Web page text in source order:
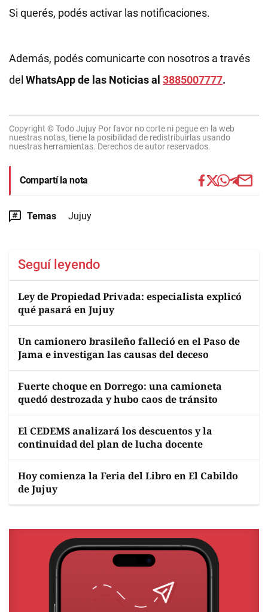
Si querés, podés activar las notificaciones.
Además, podés comunicarte con nosotros a través
del WhatsApp de las Noticias al 3885007777.
Copyright © Todo Jujuy Por favor no corte ni pegue en la web
nuestras notas, tiene la posibilidad de redistribuirlas usando
nuestras herramientas. Derechos de autor reservados.
Compartí la nota
Temas Jujuy
Seguí leyendo
Ley de Propiedad Privada: especialista explicó
qué pasará en Jujuy
Un camionero brasileño falleció en el Paso de
Jama e investigan las causas del deceso
Fuerte choque en Dorrego: una camioneta
quedó destrozada y hubo caos de tránsito
El CEDEMS analizará los descuentos y la
continuidad del plan de lucha docente
Hoy comienza la Feria del Libro en El Cabildo
de Jujuy